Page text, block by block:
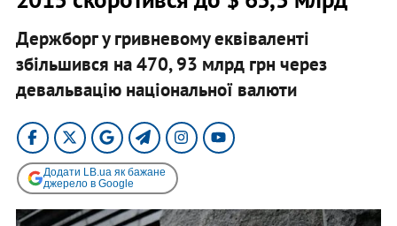
Держборг у гривневому еквіваленті
збільшився на 470, 93 млрд грн через
девальвацію національної валюти
Додати LB.ua як бажане
джерело в Google